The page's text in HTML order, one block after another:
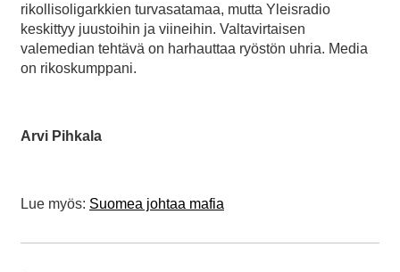
rikollisoligarkkien turvasatamaa, mutta Yleisradio
keskittyy juustoihin ja viineihin. Valtavirtaisen
valemedian tehtävä on harhauttaa ryöstön uhria. Media
on rikoskumppani.
Arvi Pihkala
Lue myös: Suomea johtaa mafia